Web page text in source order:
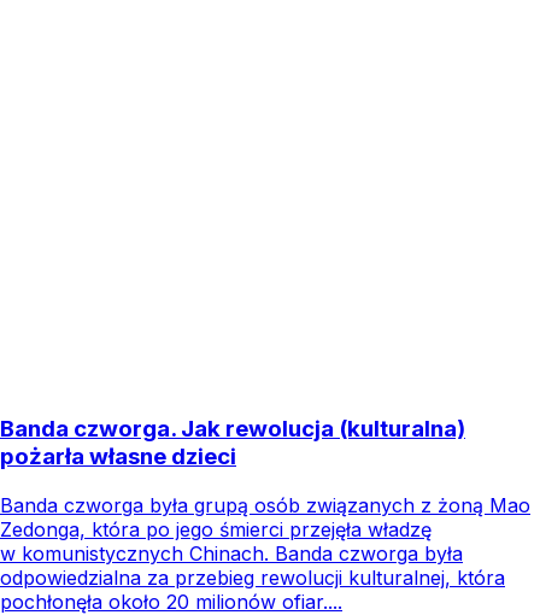
Banda czworga. Jak rewolucja (kulturalna)
pożarła własne dzieci
Banda czworga była grupą osób związanych z żoną Mao
Zedonga, która po jego śmierci przejęła władzę
w komunistycznych Chinach. Banda czworga była
odpowiedzialna za przebieg rewolucji kulturalnej, która
pochłonęła około 20 milionów ofiar....